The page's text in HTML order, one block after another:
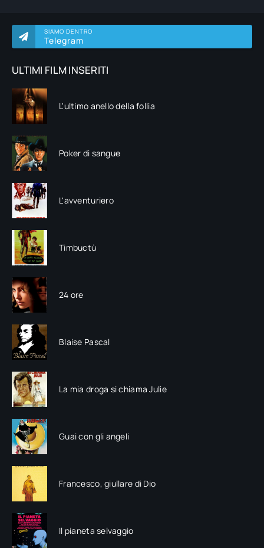
SIAMO DENTRO
Telegram
ULTIMI FILM INSERITI
L'ultimo anello della follia
Poker di sangue
L'avventuriero
Timbuctù
24 ore
Blaise Pascal
La mia droga si chiama Julie
Guai con gli angeli
Francesco, giullare di Dio
Il pianeta selvaggio